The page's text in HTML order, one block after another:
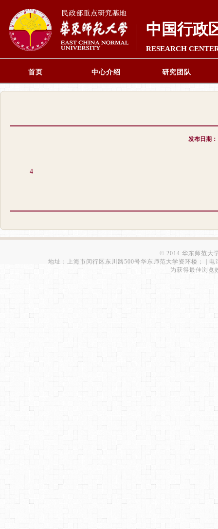
中国行政
RESEARCH
首页 中心介绍 研究团队
发布日期
4
© 2014 华东师范大
地址：上海市闵行区东川路500号华东师范大学资环楼； |
为获得最佳浏览